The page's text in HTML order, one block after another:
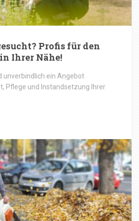
Profis für den
Ihrer Nähe!
unverbindlich ein Angebot
Pflege und Instandsetzung Ihrer